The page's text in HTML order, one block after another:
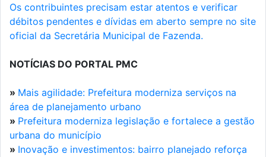
Os contribuintes precisam estar atentos e verificar
débitos pendentes e dívidas em aberto sempre no site
oficial da Secretária Municipal de Fazenda.
NOTÍCIAS DO PORTAL PMC
» Mais agilidade: Prefeitura moderniza serviços na
área de planejamento urbano
» Prefeitura moderniza legislação e fortalece a gestão
urbana do município
» Inovação e investimentos: bairro planejado reforça